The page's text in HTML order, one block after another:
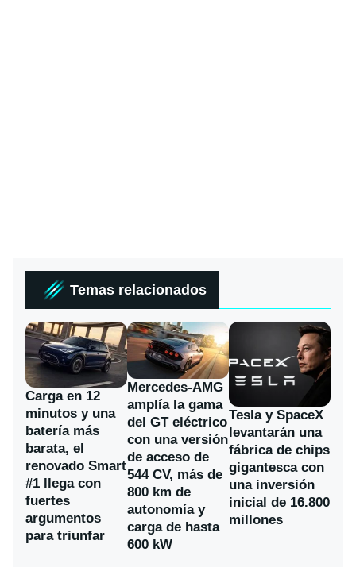
Temas relacionados
Carga en 12
minutos y una
batería más
barata, el
renovado Smart
#1 llega con
fuertes
argumentos
para triunfar
Mercedes-AMG
amplía la gama
del GT eléctrico
con una versión
de acceso de
544 CV, más de
800 km de
autonomía y
carga de hasta
600 kW
Tesla y SpaceX
levantarán una
fábrica de chips
gigantesca con
una inversión
inicial de 16.800
millones